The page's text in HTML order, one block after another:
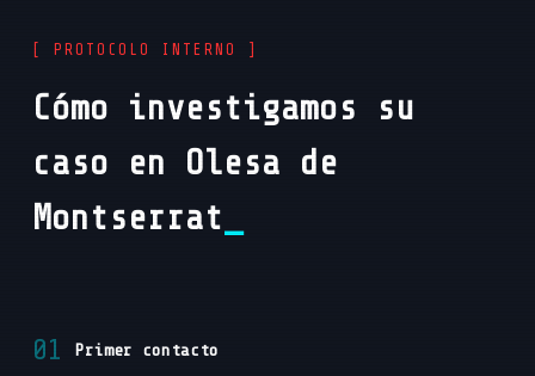
[ PROTOCOLO INTERNO ]
Cómo investigamos su
caso en Olesa de
Montserrat
01
Primer contacto